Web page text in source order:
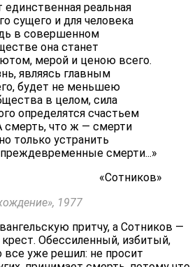
реальная
сущего и для человека
в совершенном
она станет
мерой и ценою всего.
являясь главным
будет не меньшею
в целом, сила
определятся счастьем
смерть, что ж — смерти
только устранить
смерти...»
«Сотников»
1977
притчу, а Сотников —
Обессиленный, избитый,
все уже решил: не просит